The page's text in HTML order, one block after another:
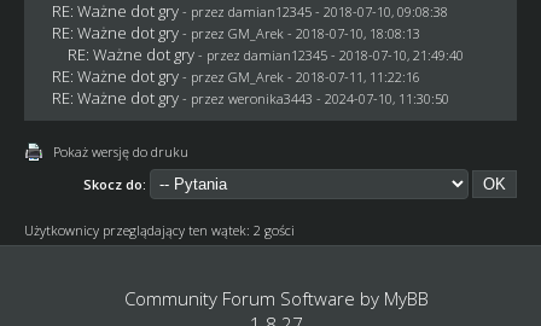
RE: Ważne dot gry - przez damian12345- 2018-07-10, 09:08:38
RE: Ważne dot gry - przez GM_Arek - 2018-07-10, 18:08:13
RE: Ważne dot gry - przez damian12345- 2018-07-10, 21:49:40
RE: Ważne dot gry - przez GM_Arek - 2018-07-11, 11:22:16
RE: Ważne dot gry - przez weronika3443 - 2024-07-10, 11:30:50
Pokaż wersję do druku
Skocz do:
Użytkownicy przeglądający ten wątek: 2 gości
Community Forum Software by MyBB